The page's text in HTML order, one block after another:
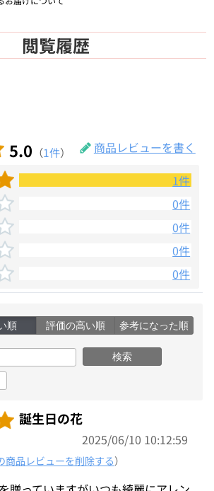
閲覧履歴
5.0 （1件）
商品レビューを書く
1件
0件
0件
0件
0件
順 評価の高い順 参考になった順
検索
誕生日の花
2025/06/10 10:12:59
商品レビューを削除する）